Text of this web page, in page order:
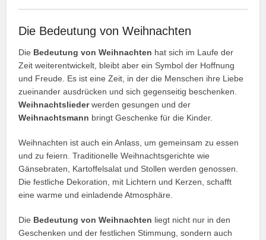
Die Bedeutung von Weihnachten
Die Bedeutung von Weihnachten hat sich im Laufe der
Zeit weiterentwickelt, bleibt aber ein Symbol der Hoffnung
und Freude. Es ist eine Zeit, in der die Menschen ihre Liebe
zueinander ausdrücken und sich gegenseitig beschenken.
Weihnachtsliederwerden gesungen und der
Weihnachtsmann bringt Geschenke für die Kinder.
Weihnachten ist auch ein Anlass, um gemeinsam zu essen
und zu feiern. Traditionelle Weihnachtsgerichte wie
Gänsebraten, Kartoffelsalat und Stollen werden genossen.
Die festliche Dekoration, mit Lichtern und Kerzen, schafft
eine warme und einladende Atmosphäre.
Die Bedeutung von Weihnachten liegt nicht nur in den
Geschenken und der festlichen Stimmung, sondern auch